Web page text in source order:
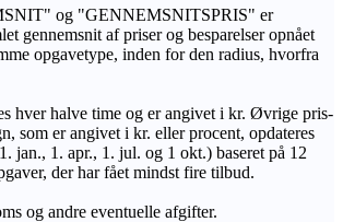
og "GENNEMSNITSPRIS" er
gennemsnit af priser og besparelser opnået
opgavetype, inden for den radius, hvorfra
hver halve time og er angivet i kr. Øvrige pris-
som er angivet i kr. eller procent, opdateres
jan., 1. apr., 1. jul. og 1 okt.) baseret på 12
der har fået mindst fire tilbud.
og andre eventuelle afgifter.